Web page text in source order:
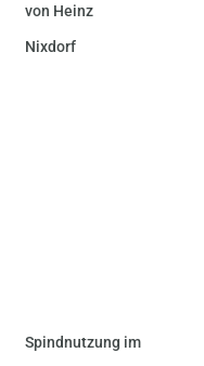
von Heinz
Nixdorf
Spindnutzung im